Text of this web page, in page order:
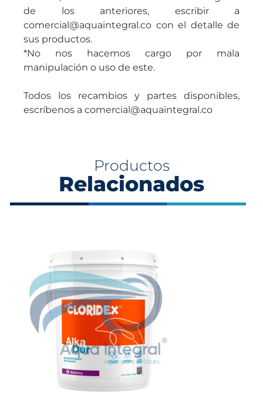
de los anteriores, escribir a
comercial@aquaintegral.co con el detalle de
sus productos.
*No nos hacemos cargo por mala
manipulación o uso de este.
Todos los recambios y partes disponibles,
escríbenos a comercial@aquaintegral.co
Productos
Relacionados